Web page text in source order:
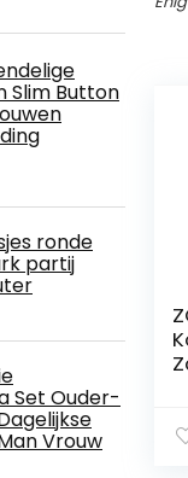
Slim Button
ronde
partij
Set Ouder-
Vrouw